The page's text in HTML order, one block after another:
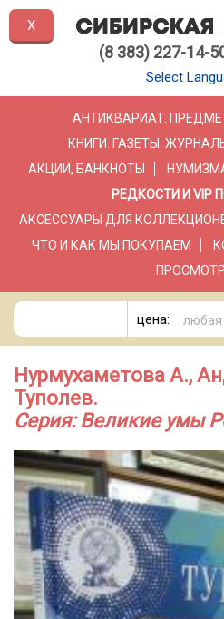
(8 383) 227-14-
Select
АНТИКВАРИАТ.
КНИГИ. ГАЗЕТЫ.
АКЦИИ, БАНКНОТЫ
РЕДКОСТИ И VIP
АКСЕССУАРЫ ДЛЯ
ЧТО И КАК МЫ ПОКУПАЕМ
цена:
Нурмухаметова А.,
Туполев.
Серия: Великие умы
X